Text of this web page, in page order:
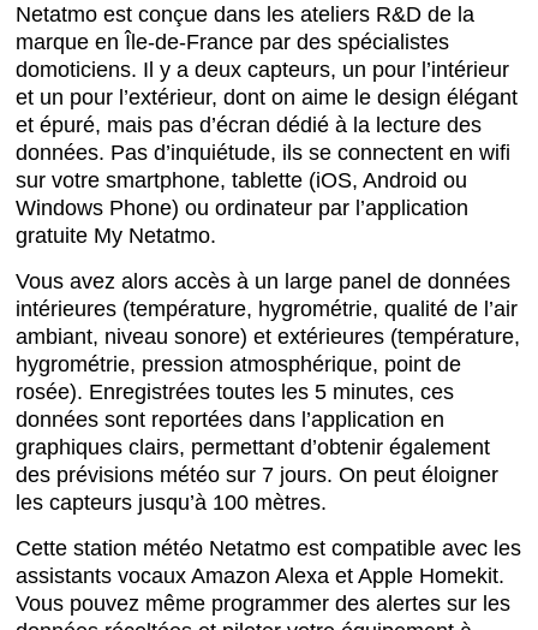
Netatmo est conçue dans les ateliers R&D de la
marque en Île-de-France par des spécialistes
domoticiens. Il y a deux capteurs, un pour l’intérieur
et un pour l’extérieur, dont on aime le design élégant
et épuré, mais pas d’écran dédié à la lecture des
données. Pas d’inquiétude, ils se connectent en wifi
sur votre smartphone, tablette (iOS, Android ou
Windows Phone) ou ordinateur par l’application
gratuite My Netatmo.
Vous avez alors accès à un large panel de données
intérieures (température, hygrométrie, qualité de l’air
ambiant, niveau sonore) et extérieures (température,
hygrométrie, pression atmosphérique, point de
rosée). Enregistrées toutes les 5 minutes, ces
données sont reportées dans l’application en
graphiques clairs, permettant d’obtenir également
des prévisions météo sur 7 jours. On peut éloigner
les capteurs jusqu’à 100 mètres.
Cette station météo Netatmo est compatible avec les
assistants vocaux Amazon Alexa et Apple Homekit.
Vous pouvez même programmer des alertes sur les